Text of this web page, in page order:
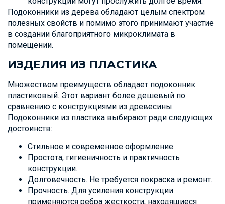
Подоконники из дерева обладают целым спектром
полезных свойств и помимо этого принимают участие
в создании благоприятного микроклимата в
помещении.
ИЗДЕЛИЯ ИЗ ПЛАСТИКА
Множеством преимуществ обладает подоконник
пластиковый. Этот вариант более дешевый по
сравнению с конструкциями из древесины.
Подоконники из пластика выбирают ради следующих
достоинств:
Стильное и современное оформление.
Простота, гигиеничность и практичность
конструкции.
Долговечность. Не требуется покраска и ремонт.
Прочность. Для усиления конструкции
применяются ребра жесткости, находящиеся